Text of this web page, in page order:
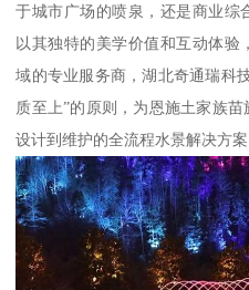
于城市广场的喷泉，还是商业综
以其独特的美学价值和互动体验
域的专业服务商，湖北奇通瑞科
质至上”的原则，为恩施土家族
设计到维护的全流程水景解决方案